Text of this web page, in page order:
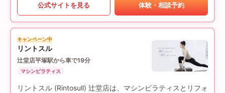
公式サイトを見る 体験・相談予約
キャンペーン中
リントスル
辻堂店平塚駅から車で19分
マシンピラティス
リントスル (Rintosull) 辻堂店は、マシンピラティスとリフォ